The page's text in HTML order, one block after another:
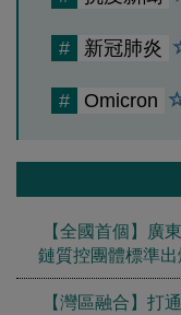
# 新冠肺炎
# Omicron
【全國首個】廣
鏈質控團體標準出
【灣區融合】打